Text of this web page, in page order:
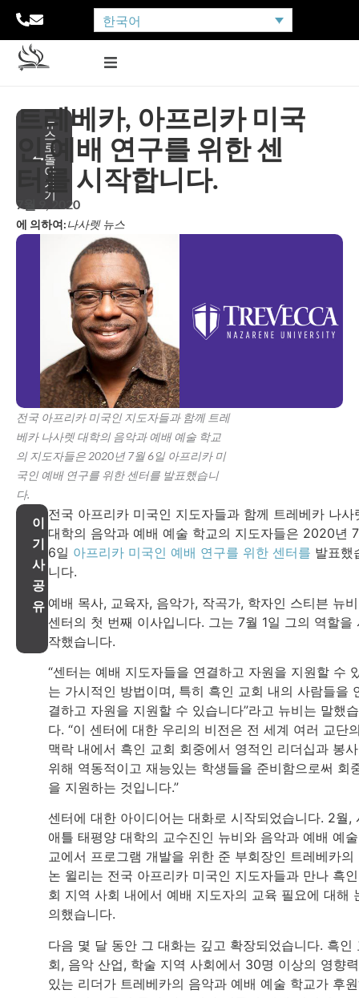
한국어
뉴
스
로
돌
아
가
기
트레베카, 아프리카 미국
인 예배 연구를 위한 센
터를 시작합니다.
7월 9, 2020
에 의하여:나사렛 뉴스
전국 아프리카 미국인 지도자들과 함께 트레
베카 나사렛 대학의 음악과 예배 예술 학교
의 지도자들은 2020년 7월 6일 아프리카 미
국인 예배 연구를 위한 센터를 발표했습니
다.
이
기
사
공
유
전국 아프리카 미국인 지도자들과 함께 트레베카 나사
대학의 음악과 예배 예술 학교의 지도자들은 2020년
6일 아프리카 미국인 예배 연구를 위한 센터를 발표했
니다.
예배 목사, 교육자, 음악가, 작곡가, 학자인 스티븐 뉴
센터의 첫 번째 이사입니다. 그는 7월 1일 그의 역할을
작했습니다.
“센터는 예배 지도자들을 연결하고 자원을 지원할 수
는 가시적인 방법이며, 특히 흑인 교회 내의 사람들을
결하고 자원을 지원할 수 있습니다”라고 뉴비는 말했
다. “이 센터에 대한 우리의 비전은 전 세계 여러 교단
맥락 내에서 흑인 교회 회중에서 영적인 리더십과 봉
위해 역동적이고 재능있는 학생들을 준비함으로써 회
을 지원하는 것입니다.”
센터에 대한 아이디어는 대화로 시작되었습니다. 2월,
애틀 태평양 대학의 교수진인 뉴비와 음악과 예배 예
교에서 프로그램 개발을 위한 준 부회장인 트레베카의
논 윌리는 전국 아프리카 미국인 지도자들과 만나 흑
회 지역 사회 내에서 예배 지도자의 교육 필요에 대해
의했습니다.
다음 몇 달 동안 그 대화는 깊고 확장되었습니다. 흑인
회, 음악 산업, 학술 지역 사회에서 30명 이상의 영향력
있는 리더가 트레베카의 음악과 예배 예술 학교가 후